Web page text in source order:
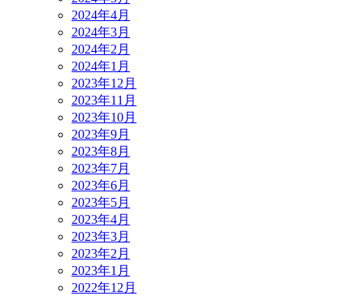
2024年4月
2024年3月
2024年2月
2024年1月
2023年12月
2023年11月
2023年10月
2023年9月
2023年8月
2023年7月
2023年6月
2023年5月
2023年4月
2023年3月
2023年2月
2023年1月
2022年12月